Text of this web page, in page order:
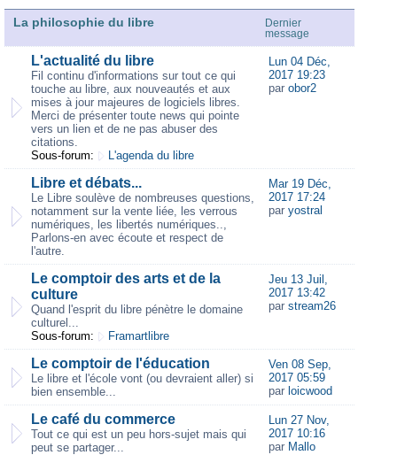
La philosophie du libre
Dernier
message
L'actualité du libre
Fil continu d'informations sur tout ce qui
touche au libre, aux nouveautés et aux
mises à jour majeures de logiciels libres.
Merci de présenter toute news qui pointe
vers un lien et de ne pas abuser des
citations.
Sous-forum:
L'agenda du libre
Lun 04 Déc,
2017 19:23
par obor2
Libre et débats...
Le Libre soulève de nombreuses questions,
notamment sur la vente liée, les verrous
numériques, les libertés numériques..,
Parlons-en avec écoute et respect de
l'autre.
Mar 19 Déc,
2017 17:24
par yostral
Le comptoir des arts et de la
culture
Quand l'esprit du libre pénètre le domaine
culturel...
Sous-forum:
Framartlibre
Jeu 13 Juil,
2017 13:42
par stream26
Le comptoir de l'éducation
Le libre et l'école vont (ou devraient aller) si
bien ensemble...
Ven 08 Sep,
2017 05:59
par loicwood
Le café du commerce
Tout ce qui est un peu hors-sujet mais qui
peut se partager...
Lun 27 Nov,
2017 10:16
par Mallo